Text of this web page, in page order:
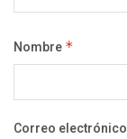
Nombre *
Correo electrónico